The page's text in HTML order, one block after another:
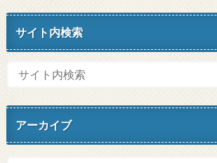
サイト内検索
アーカイブ